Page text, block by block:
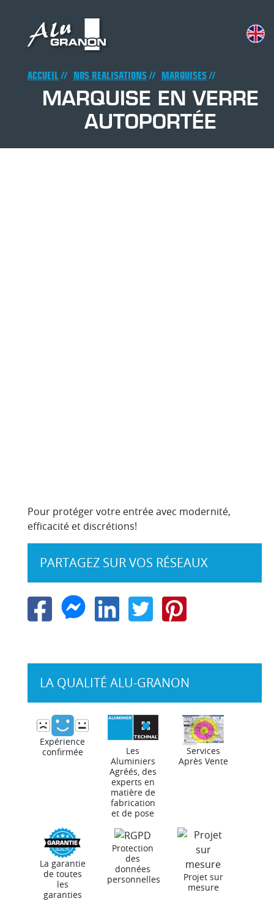
contenu
principal
Fil
d'Ariane
ACCUEIL NOS REALISATIONS MARQUISES
MARQUISE EN VERRE
AUTOPORTÉE
Pour protéger votre entrée avec modernité,
efficacité et discrétions!
PARTAGEZ SUR VOS RÉSEAUX
LA QUALITÉ ALU-GRANON
Expérience
confirmée
Les
Aluminiers
Agréés, des
experts en
matière de
fabrication
et de pose
Services
Après Vente
La garantie
de toutes
les
garanties
Protection
des
données
personnelles
Projet sur
mesure